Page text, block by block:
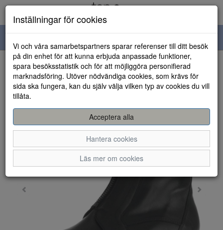
navigation
HEM
Inställningar för cookies
Vi och våra samarbetspartners sparar referenser till ditt besök
på din enhet för att kunna erbjuda anpassade funktioner,
spara besöksstatistik och för att möjliggöra personifierad
marknadsföring. Utöver nödvändiga cookies, som krävs för
sida ska fungera, kan du själv välja vilken typ av cookies du vill
tillåta.
Acceptera alla
Hantera cookies
Läs mer om cookies